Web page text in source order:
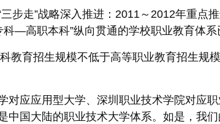
步走”战略深入推进：2011～2012年重点
—高职本科”纵向贯通的学校职业教育体系
教育招生规模不低于高等职业教育招生规
应应用型大学、深圳职业技术学院对应职
国大陆的职业技术大学体系。如是，我